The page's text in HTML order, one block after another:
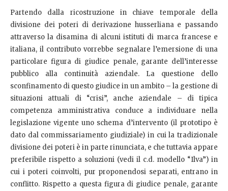
Partendo dalla ricostruzione in chiave temporale della
divisione dei poteri di derivazione husserliana e passando
attraverso la disamina di alcuni istituti di marca francese e
italiana, il contributo vorrebbe segnalare l’emersione di una
particolare figura di giudice penale, garante dell’interesse
pubblico alla continuità aziendale. La questione dello
sconfinamento di questo giudice in un ambito – la gestione di
situazioni attuali di “crisi”, anche aziendale – di tipica
competenza amministrativa conduce a individuare nella
legislazione vigente uno schema d’intervento (il prototipo è
dato dal commissariamento giudiziale) in cui la tradizionale
divisione dei poteri è in parte rinunciata, e che tuttavia appare
preferibile rispetto a soluzioni (vedi il c.d. modello “Ilva”) in
cui i poteri coinvolti, pur proponendosi separati, entrano in
conflitto. Rispetto a questa figura di giudice penale, garante